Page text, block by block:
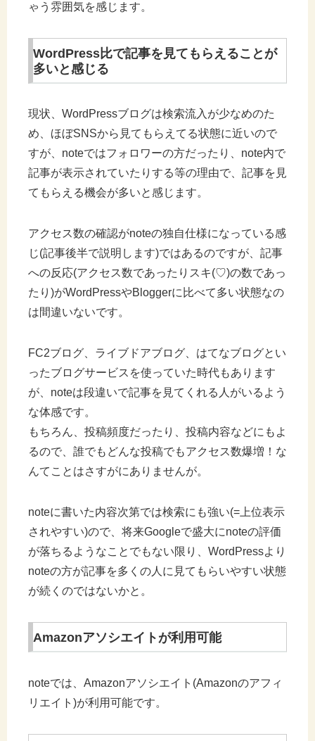
ゃう雰囲気を感じます。
WordPress比で記事を見てもらえることが
多いと感じる
現状、WordPressブログは検索流入が少なめのた
め、ほぼSNSから見てもらえてる状態に近いので
すが、noteではフォロワーの方だったり、note内で
記事が表示されていたりする等の理由で、記事を見
てもらえる機会が多いと感じます。
アクセス数の確認がnoteの独自仕様になっている感
じ(記事後半で説明します)ではあるのですが、記事
への反応(アクセス数であったりスキ(♡)の数であっ
たり)がWordPressやBloggerに比べて多い状態なの
は間違いないです。
FC2ブログ、ライブドアブログ、はてなブログとい
ったブログサービスを使っていた時代もあります
が、noteは段違いで記事を見てくれる人がいるよう
な体感です。
もちろん、投稿頻度だったり、投稿内容などにもよ
るので、誰でもどんな投稿でもアクセス数爆増！な
んてことはさすがにありませんが。
noteに書いた内容次第では検索にも強い(=上位表示
されやすい)ので、将来Googleで盛大にnoteの評価
が落ちるようなことでもない限り、WordPressより
noteの方が記事を多くの人に見てもらいやすい状態
が続くのではないかと。
Amazonアソシエイトが利用可能
noteでは、Amazonアソシエイト(Amazonのアフィ
リエイト)が利用可能です。